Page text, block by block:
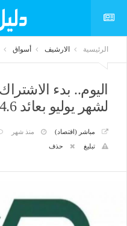
الرئيسية الارشيف أسواق
اليوم.. بدء
لشهر يوليو بعائد 4.6%
مباشر (اقتصاد) منذ شهر
تبليغ
حذف